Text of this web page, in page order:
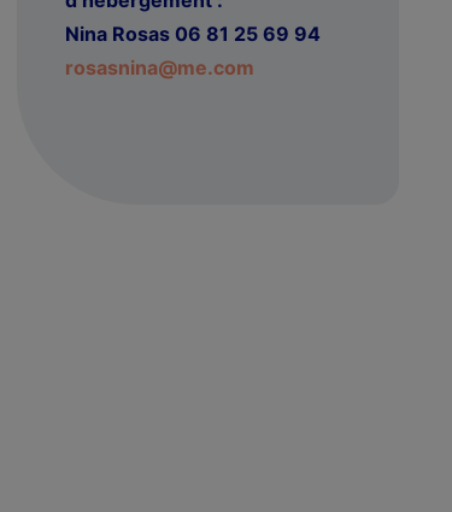
Nina Rosas 06 81 25 69 94
rosasnina@me.com